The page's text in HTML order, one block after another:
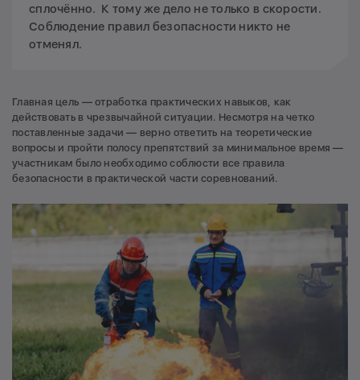
сплочённо. К тому же дело не только в скорости.
Соблюдение правил безопасности никто не
отменял.
Главная цель — отработка практических навыков, как
действовать в чрезвычайной ситуации. Несмотря на четко
поставленные задачи — верно ответить на теоретические
вопросы и пройти полосу препятствий за минимальное время —
участникам было необходимо соблюсти все правила
безопасности в практической части соревнований.